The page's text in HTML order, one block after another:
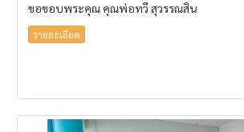
ขอขอบพระคุณ คุณพ่อทวี สุวรรณสิน
รายละเอียด